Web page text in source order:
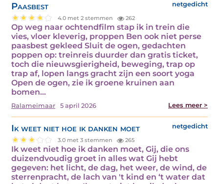
Paasbest netgedicht
4.0 met 2 stemmen 262
Op weg naar ochtendfilm stap ik in trein die
vies, vloer kleverig, proppen Ben ook niet perse
paasbest gekleed Sluit de ogen, gedachten
poppen op: treinreis duurder dan gratis ticket,
toch die nieuwsgierigheid, beweging, trap op
trap af, lopen langs gracht zijn een soort yoga
Open de ogen, zie ik groene kruinen aan
bomen…
Ralameimaar 5 april 2026 Lees meer >
Ik weet niet hoe ik danken moet netgedicht
3.0 met 3 stemmen 265
Ik weet niet hoe ik danken moet, Gij, die ons
duizendvoudig groet in alles wat Gij hebt
gegeven: het licht, de dag, het weer, de wind, de
sterrenpracht, de lach van 't kind en ‘t water dat